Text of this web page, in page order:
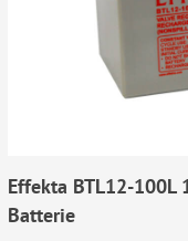
Effekta BTL12-100L
Batterie